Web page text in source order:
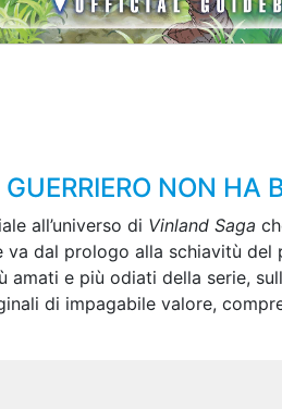
NON HA
all’universo di Vinland Saga
va dal prologo alla schiavitù
amati e più odiati della serie,
di impagabile valore,